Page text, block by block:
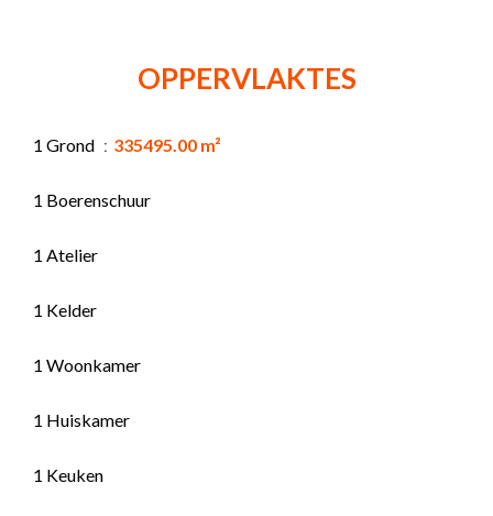
OPPERVLAKTES
1 Grond 335495.00 m²
1 Boerenschuur
1 Atelier
1 Kelder
1 Woonkamer
1 Huiskamer
1 Keuken